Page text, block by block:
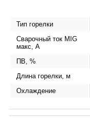
Тип горелки
Сварочный ток MIG
макс, А
ПВ, %
Длина горелки, м
Охлаждение